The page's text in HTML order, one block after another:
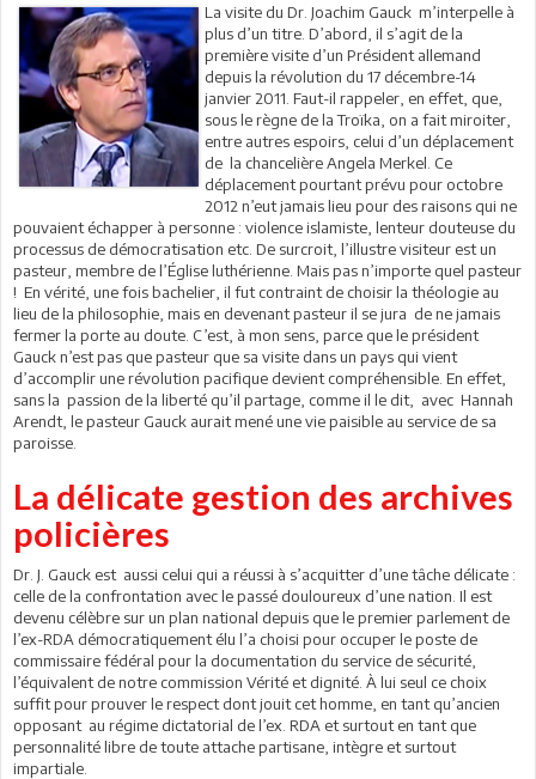
La visite du Dr. Joachim Gauck m’interpelle à
plus d’un titre. D’abord, il s’agit de la
première visite d’un Président allemand
depuis la révolution du 17 décembre-14
janvier 2011. Faut-il rappeler, en effet, que,
sous le règne de la Troïka, on a fait miroiter,
entre autres espoirs, celui d’un déplacement
de la chancelière Angela Merkel. Ce
déplacement pourtant prévu pour octobre
2012 n’eut jamais lieu pour des raisons qui ne
pouvaient échapper à personne : violence islamiste, lenteur douteuse du
processus de démocratisation etc. De surcroit, l’illustre visiteur est un
pasteur, membre de l’Église luthérienne. Mais pas n’importe quel pasteur
! En vérité, une fois bachelier, il fut contraint de choisir la théologie au
lieu de la philosophie, mais en devenant pasteur il se jura de ne jamais
fermer la porte au doute. C’est, à mon sens, parce que le président
Gauck n’est pas que pasteur que sa visite dans un pays qui vient
d’accomplir une révolution pacifique devient compréhensible. En effet,
sans la passion de la liberté qu’il partage, comme il le dit, avec Hannah
Arendt, le pasteur Gauck aurait mené une vie paisible au service de sa
paroisse.
La délicate gestion des archives
policières
Dr. J. Gauck est aussi celui qui a réussi à s’acquitter d’une tâche délicate :
celle de la confrontation avec le passé douloureux d’une nation. Il est
devenu célèbre sur un plan national depuis que le premier parlement de
l’ex-RDA démocratiquement élu l’a choisi pour occuper le poste de
commissaire fédéral pour la documentation du service de sécurité,
l’équivalent de notre commission Vérité et dignité. À lui seul ce choix
suffit pour prouver le respect dont jouit cet homme, en tant qu’ancien
opposant au régime dictatorial de l’ex. RDA et surtout en tant que
personnalité libre de toute attache partisane, intègre et surtout
impartiale.